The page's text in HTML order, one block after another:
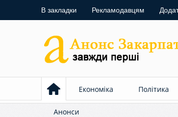
В закладки Рекламодавцям
Економіка Політика
Анонси